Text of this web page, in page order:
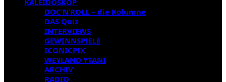
KALEIDOSKOP
DOC’N’ROLL – die Kolumne
DAS Quiz
INTERVIEWS
GEWINNSPIELE
ICONICPIX
WEYLAND YTANI
ARCHIV
RADIO